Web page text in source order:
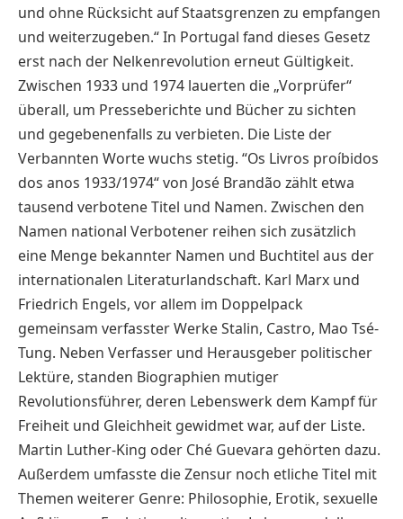
und ohne Rücksicht auf Staatsgrenzen zu empfangen
und weiterzugeben.“ In Portugal fand dieses Gesetz
erst nach der Nelkenrevolution erneut Gültigkeit.
Zwischen 1933 und 1974 lauerten die „Vorprüfer“
überall, um Presseberichte und Bücher zu sichten
und gegebenenfalls zu verbieten. Die Liste der
Verbannten Worte wuchs stetig. “Os Livros proíbidos
dos anos 1933/1974“ von José Brandão zählt etwa
tausend verbotene Titel und Namen. Zwischen den
Namen national Verbotener reihen sich zusätzlich
eine Menge bekannter Namen und Buchtitel aus der
internationalen Literaturlandschaft. Karl Marx und
Friedrich Engels, vor allem im Doppelpack
gemeinsam verfasster Werke Stalin, Castro, Mao Tsé-
Tung. Neben Verfasser und Herausgeber politischer
Lektüre, standen Biographien mutiger
Revolutionsführer, deren Lebenswerk dem Kampf für
Freiheit und Gleichheit gewidmet war, auf der Liste.
Martin Luther-King oder Ché Guevara gehörten dazu.
Außerdem umfasste die Zensur noch etliche Titel mit
Themen weiterer Genre: Philosophie, Erotik, sexuelle